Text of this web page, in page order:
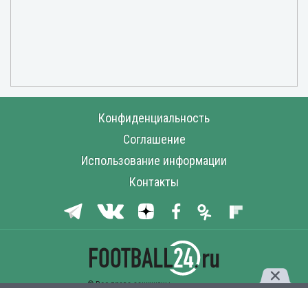
Конфиденциальность
Соглашение
Использование информации
Контакты